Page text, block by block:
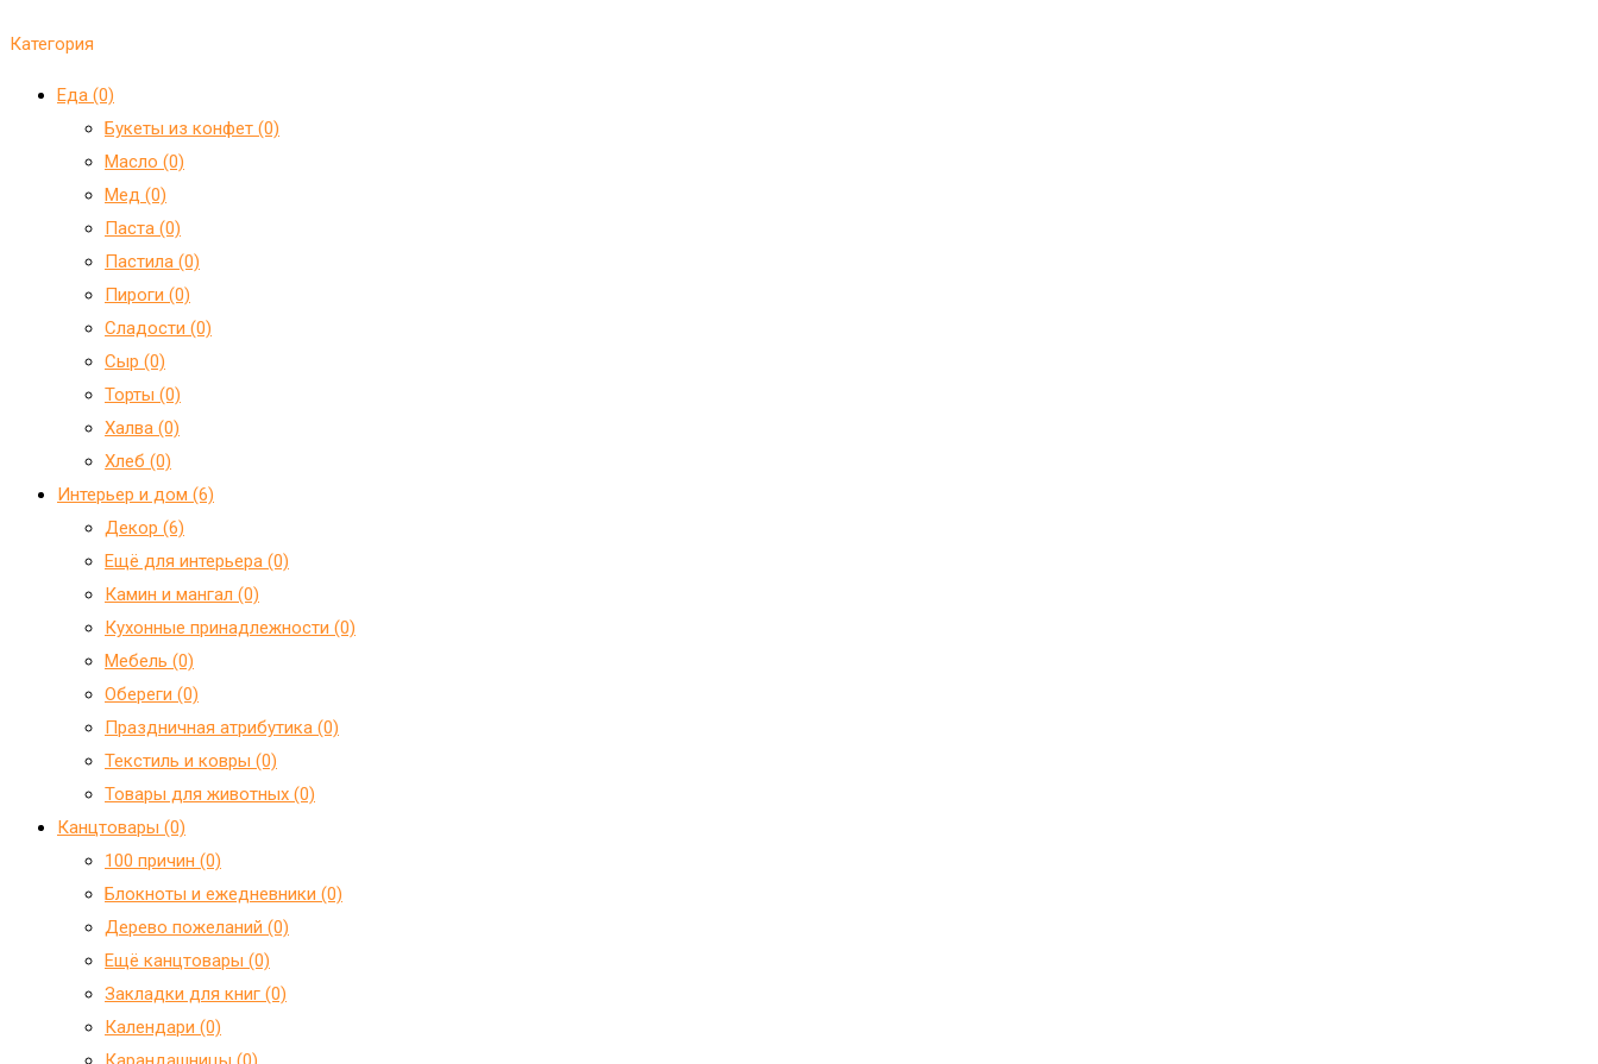
Категория
Еда (0)
Букеты из конфет (0)
Масло (0)
Мед (0)
Паста (0)
Пастила (0)
Пироги (0)
Сладости (0)
Сыр (0)
Торты (0)
Халва (0)
Хлеб (0)
Интерьер и дом (6)
Декор (6)
Ещё для интерьера (0)
Камин и мангал (0)
Кухонные принадлежности (0)
Мебель (0)
Обереги (0)
Праздничная атрибутика (0)
Текстиль и ковры (0)
Товары для животных (0)
Канцтовары (0)
100 причин (0)
Блокноты и ежедневники (0)
Дерево пожеланий (0)
Ещё канцтовары (0)
Закладки для книг (0)
Календари (0)